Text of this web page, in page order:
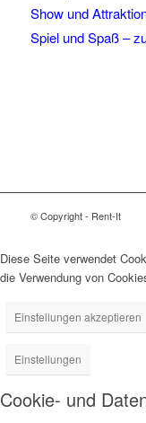
Show und
Spiel und Spaß –
© Copyright - Rent-It
Diese Seite verwendet
die Verwendung von
Einstellungen akzeptieren
Einstellungen
Cookie- und